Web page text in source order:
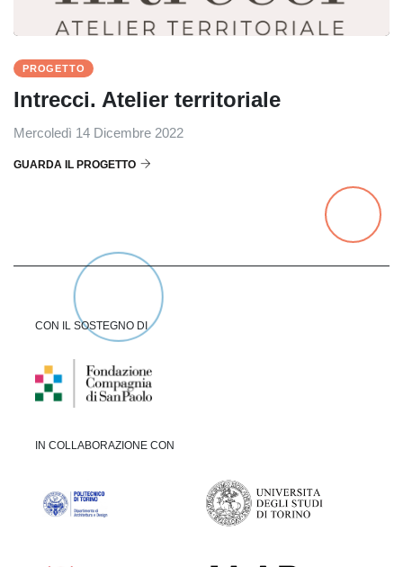
PROGETTO
Intrecci. Atelier territoriale
Mercoledì 14 Dicembre 2022
GUARDA IL PROGETTO
CON IL SOSTEGNO DI
IN COLLABORAZIONE CON